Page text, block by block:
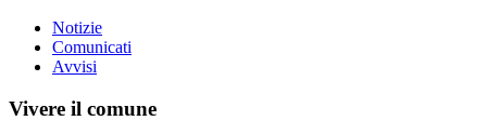
Notizie
Comunicati
Avvisi
Vivere il comune